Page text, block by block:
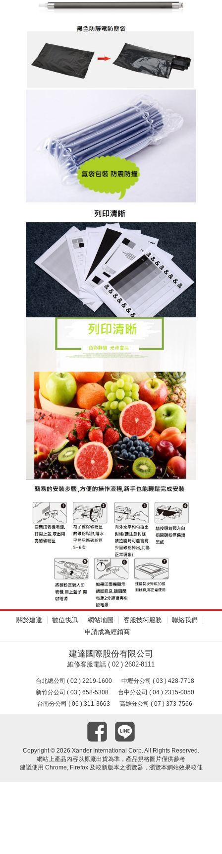
關於建達 數位快訊 網站地圖 客服技術服務
聯絡我們
申請成為經銷商
建達國際股份有限公司
維修客服電話 ( 02 ) 2602-8111
台北總公司 ( 02 ) 2219-1600
中壢分公司 ( 03 ) 428-7718
新竹分公司 ( 03 ) 658-5308
台中分公司 ( 04 ) 2315-0050
台南分公司 ( 06 ) 311-3663
高雄分公司 ( 07 ) 373-7566
Copyright © 2026 Xander International Corp. All Rights Reserved.
網站上產品內容以原廠出貨為準，產品規格圖片僅供參考
建議使用 Chrome, Firefox 及較新版本之瀏覽器，瀏覽本網站效果較佳